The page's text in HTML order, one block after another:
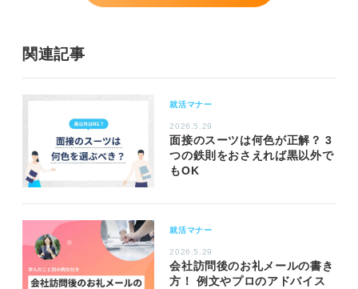
関連記事
就活マナー
2026.5.29
面接のスーツは何色が正解？ 3
つの鉄則をおさえれば黒以外で
もOK
就活マナー
2026.5.29
会社訪問後のお礼メールの書き
方！ 例文やプロのアドバイス